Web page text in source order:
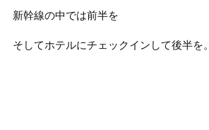
新幹線の中では前半を
そしてホテルにチェックインして後半を。